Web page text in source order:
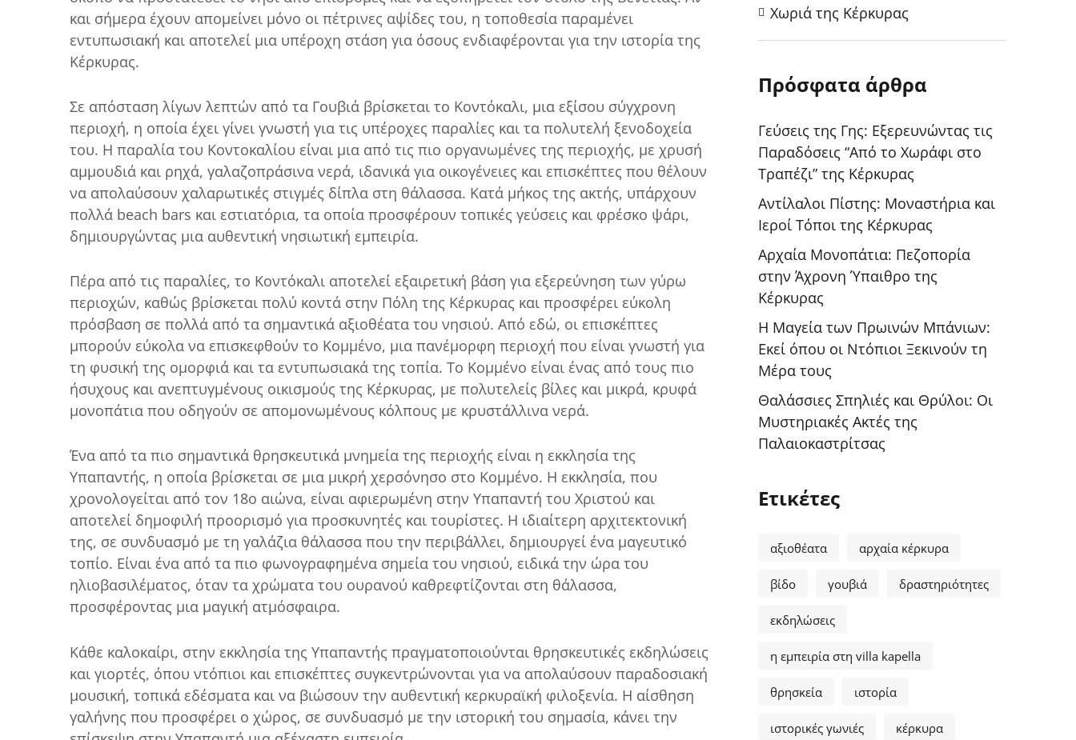
και σήμερα έχουν απομείνει μόνο οι πέτρινες αψίδες του, η τοποθεσία παραμένει
εντυπωσιακή και αποτελεί μια υπέροχη στάση για όσους ενδιαφέρονται για την ιστορία της
Κέρκυρας.
Σε απόσταση λίγων λεπτών από τα Γουβιά βρίσκεται το Κοντόκαλι, μια εξίσου σύγχρονη
περιοχή, η οποία έχει γίνει γνωστή για τις υπέροχες παραλίες και τα πολυτελή ξενοδοχεία
του. Η παραλία του Κοντοκαλίου είναι μια από τις πιο οργανωμένες της περιοχής, με χρυσή
αμμουδιά και ρηχά, γαλαζοπράσινα νερά, ιδανικά για οικογένειες και επισκέπτες που θέλουν
να απολαύσουν χαλαρωτικές στιγμές δίπλα στη θάλασσα. Κατά μήκος της ακτής, υπάρχουν
πολλά beach bars και εστιατόρια, τα οποία προσφέρουν τοπικές γεύσεις και φρέσκο ψάρι,
δημιουργώντας μια αυθεντική νησιωτική εμπειρία.
Πέρα από τις παραλίες, το Κοντόκαλι αποτελεί εξαιρετική βάση για εξερεύνηση των γύρω
περιοχών, καθώς βρίσκεται πολύ κοντά στην Πόλη της Κέρκυρας και προσφέρει εύκολη
πρόσβαση σε πολλά από τα σημαντικά αξιοθέατα του νησιού. Από εδώ, οι επισκέπτες
μπορούν εύκολα να επισκεφθούν το Κομμένο, μια πανέμορφη περιοχή που είναι γνωστή για
τη φυσική της ομορφιά και τα εντυπωσιακά της τοπία. Το Κομμένο είναι ένας από τους πιο
ήσυχους και ανεπτυγμένους οικισμούς της Κέρκυρας, με πολυτελείς βίλες και μικρά, κρυφά
μονοπάτια που οδηγούν σε απομονωμένους κόλπους με κρυστάλλινα νερά.
Ένα από τα πιο σημαντικά θρησκευτικά μνημεία της περιοχής είναι η εκκλησία της
Υπαπαντής, η οποία βρίσκεται σε μια μικρή χερσόνησο στο Κομμένο. Η εκκλησία, που
χρονολογείται από τον 18ο αιώνα, είναι αφιερωμένη στην Υπαπαντή του Χριστού και
αποτελεί δημοφιλή προορισμό για προσκυνητές και τουρίστες. Η ιδιαίτερη αρχιτεκτονική
της, σε συνδυασμό με τη γαλάζια θάλασσα που την περιβάλλει, δημιουργεί ένα μαγευτικό
τοπίο. Είναι ένα από τα πιο φωνογραφημένα σημεία του νησιού, ειδικά την ώρα του
ηλιοβασιλέματος, όταν τα χρώματα του ουρανού καθρεφτίζονται στη θάλασσα,
προσφέροντας μια μαγική ατμόσφαιρα.
Κάθε καλοκαίρι, στην εκκλησία της Υπαπαντής πραγματοποιούνται θρησκευτικές εκδηλώσεις
και γιορτές, όπου ντόπιοι και επισκέπτες συγκεντρώνονται για να απολαύσουν παραδοσιακή
μουσική, τοπικά εδέσματα και να βιώσουν την αυθεντική κερκυραϊκή φιλοξενία. Η αίσθηση
γαλήνης που προσφέρει ο χώρος, σε συνδυασμό με την ιστορική του σημασία, κάνει την
Χωριά της Κέρκυρας
Πρόσφατα άρθρα
Γεύσεις της Γης: Εξερευνώντας τις
Παραδόσεις “Από το Χωράφι στο
Τραπέζι” της Κέρκυρας
Αντίλαλοι Πίστης: Μοναστήρια και
Ιεροί Τόποι της Κέρκυρας
Αρχαία Μονοπάτια: Πεζοπορία
στην Άχρονη Ύπαιθρο της
Κέρκυρας
Η Μαγεία των Πρωινών Μπάνιων:
Εκεί όπου οι Ντόπιοι Ξεκινούν τη
Μέρα τους
Θαλάσσιες Σπηλιές και Θρύλοι: Οι
Μυστηριακές Ακτές της
Παλαιοκαστρίτσας
Ετικέτες
αξιοθέατα αρχαία κέρκυρα
βίδο γουβιά δραστηριότητες
εκδηλώσεις
η εμπειρία στη villa kapella
θρησκεία ιστορία
ιστορικές γωνιές κέρκυρα